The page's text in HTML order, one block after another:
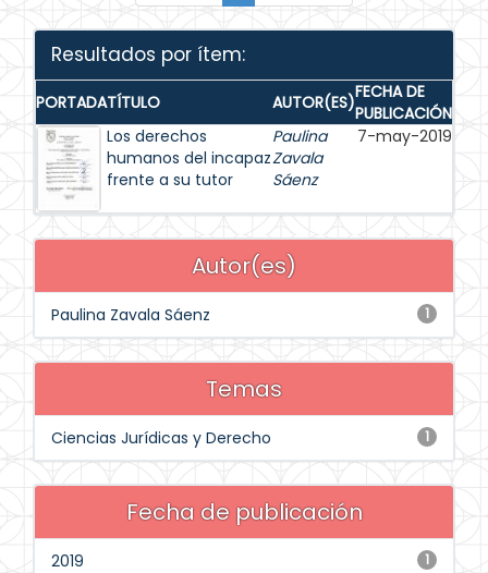
Resultados por ítem:
PORTADATÍTULO AUTOR(ES)FECHA DE
PUBLICACIÓN
Los derechos
humanos del incapaz
frente a su tutor
Paulina
Zavala
Sáenz
7-may-2019
Autor(es)
1
Paulina Zavala Sáenz
Temas
1
Ciencias Jurídicas y Derecho
Fecha de publicación
1
2019